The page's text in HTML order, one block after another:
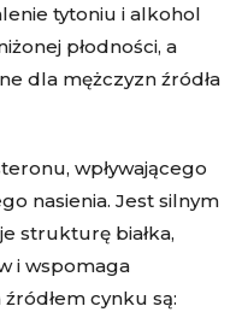
tytoniu i alkohol
płodności, a
dla mężczyzn źródła
wpływającego
nasienia. Jest silnym
strukturę białka,
i wspomaga
cynku są: